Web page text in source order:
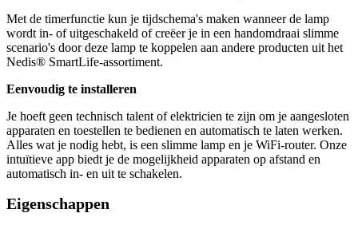
Met de timerfunctie kun je tijdschema's maken wanneer de lamp
wordt in- of uitgeschakeld of creëer je in een handomdraai slimme
scenario's door deze lamp te koppelen aan andere producten uit het
Nedis® SmartLife-assortiment.
Eenvoudig te installeren
Je hoeft geen technisch talent of elektricien te zijn om je aangesloten
apparaten en toestellen te bedienen en automatisch te laten werken.
Alles wat je nodig hebt, is een slimme lamp en je WiFi-router. Onze
intuïtieve app biedt je de mogelijkheid apparaten op afstand en
automatisch in- en uit te schakelen.
Eigenschappen